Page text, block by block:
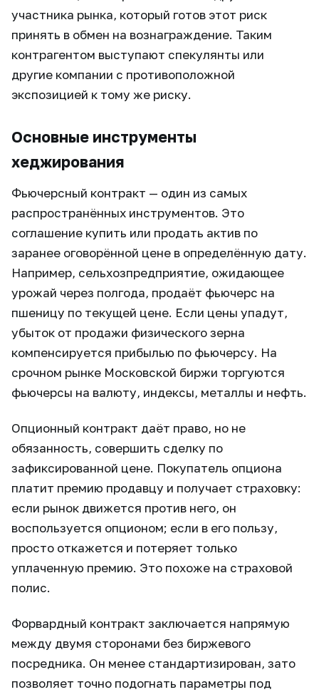
участника рынка, который готов этот риск
принять в обмен на вознаграждение. Таким
контрагентом выступают спекулянты или
другие компании с противоположной
экспозицией к тому же риску.
Основные инструменты
хеджирования
Фьючерсный контракт — один из самых
распространённых инструментов. Это
соглашение купить или продать актив по
заранее оговорённой цене в определённую дату.
Например, сельхозпредприятие, ожидающее
урожай через полгода, продаёт фьючерс на
пшеницу по текущей цене. Если цены упадут,
убыток от продажи физического зерна
компенсируется прибылью по фьючерсу. На
срочном рынке Московской биржи торгуются
фьючерсы на валюту, индексы, металлы и нефть.
Опционный контракт даёт право, но не
обязанность, совершить сделку по
зафиксированной цене. Покупатель опциона
платит премию продавцу и получает страховку:
если рынок движется против него, он
воспользуется опционом; если в его пользу,
просто откажется и потеряет только
уплаченную премию. Это похоже на страховой
полис.
Форвардный контракт заключается напрямую
между двумя сторонами без биржевого
посредника. Он менее стандартизирован, зато
позволяет точно подогнать параметры под